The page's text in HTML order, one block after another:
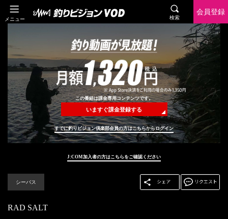
メニュー 検索
会員登録
この番組は課金専用コンテンツです。
いますぐ課金登録する
すでに釣りビジョン倶楽部会員の方はこちらからログイン
J:COM加入者の方はこちらをご確認ください
シーバス
RAD SALT